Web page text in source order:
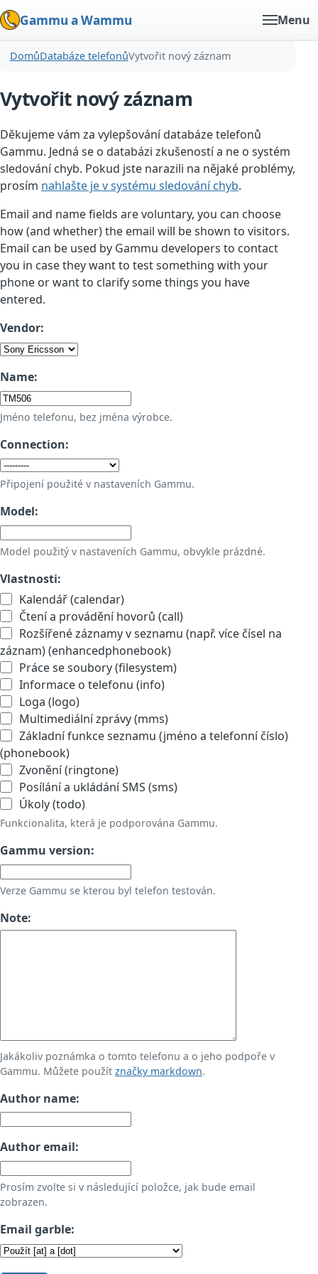
Gammu a Wammu Menu
DomůDatabáze telefonůVytvořit nový záznam
Vytvořit nový záznam
Děkujeme vám za vylepšování databáze telefonů
Gammu. Jedná se o databázi zkušeností a ne o systém
sledování chyb. Pokud jste narazili na nějaké problémy,
prosím nahlašte je v systému sledování chyb.
Email and name fields are voluntary, you can choose
how (and whether) the email will be shown to visitors.
Email can be used by Gammu developers to contact
you in case they want to test something with your
phone or want to clarify some things you have
entered.
Vendor:
Name:
Jméno telefonu, bez jména výrobce.
Connection:
Připojení použité v nastaveních Gammu.
Model:
Model použitý v nastaveních Gammu, obvykle prázdné.
Vlastnosti:
Kalendář (calendar)
Čtení a provádění hovorů (call)
Rozšířené záznamy v seznamu (např. více čísel na
záznam) (enhancedphonebook)
Práce se soubory (filesystem)
Informace o telefonu (info)
Loga (logo)
Multimediální zprávy (mms)
Základní funkce seznamu (jméno a telefonní číslo)
(phonebook)
Zvonění (ringtone)
Posílání a ukládání SMS (sms)
Úkoly (todo)
Funkcionalita, která je podporována Gammu.
Gammu version:
Verze Gammu se kterou byl telefon testován.
Note:
Jakákoliv poznámka o tomto telefonu a o jeho podpoře v
Gammu. Můžete použít značky markdown.
Author name:
Author email:
Prosím zvolte si v následující položce, jak bude email
zobrazen.
Email garble: